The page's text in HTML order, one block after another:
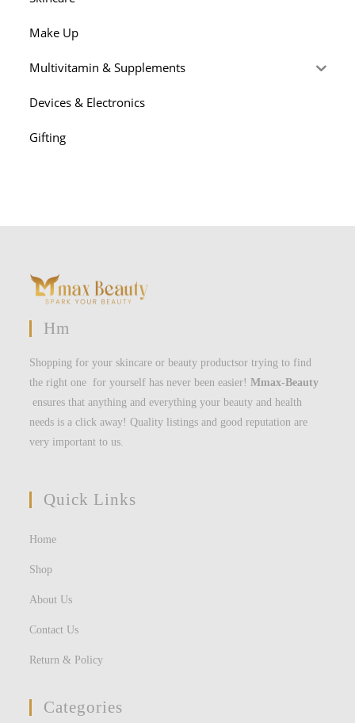
Make Up
Multivitamin & Supplements
Devices & Electronics
Gifting
Hm
Shopping for your skincare or beauty productsor trying to find
the right one for yourself has never been easier!Mmax-Beauty
ensures that anything and everything your beauty and health
needs is a click away! Quality listings and good reputation are
very important to us.
Quick Links
Home
Shop
About Us
Contact Us
Return & Policy
Categories